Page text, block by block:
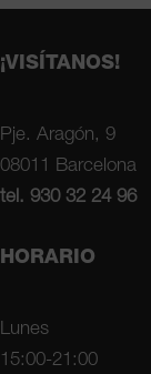
¡VISÍTANOS!
Pje. Aragón, 9
08011 Barcelona
tel. 930 32 24 96
HORARIO
Lunes
15:00-21:00